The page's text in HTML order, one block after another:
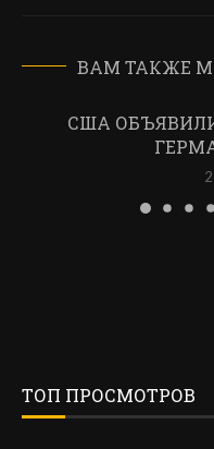
ВАМ ТАКЖЕ
США
ТОП ПРОСМОТРОВ